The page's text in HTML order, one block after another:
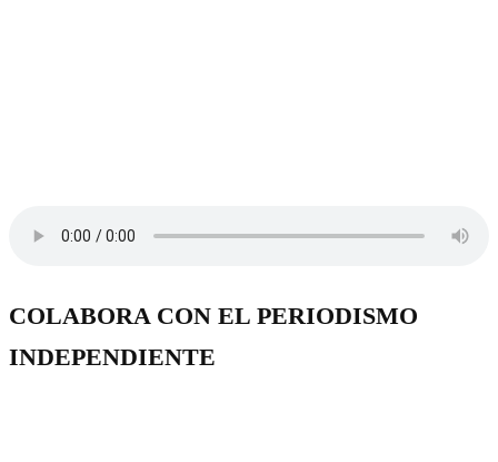
COLABORA CON EL PERIODISMO
INDEPENDIENTE